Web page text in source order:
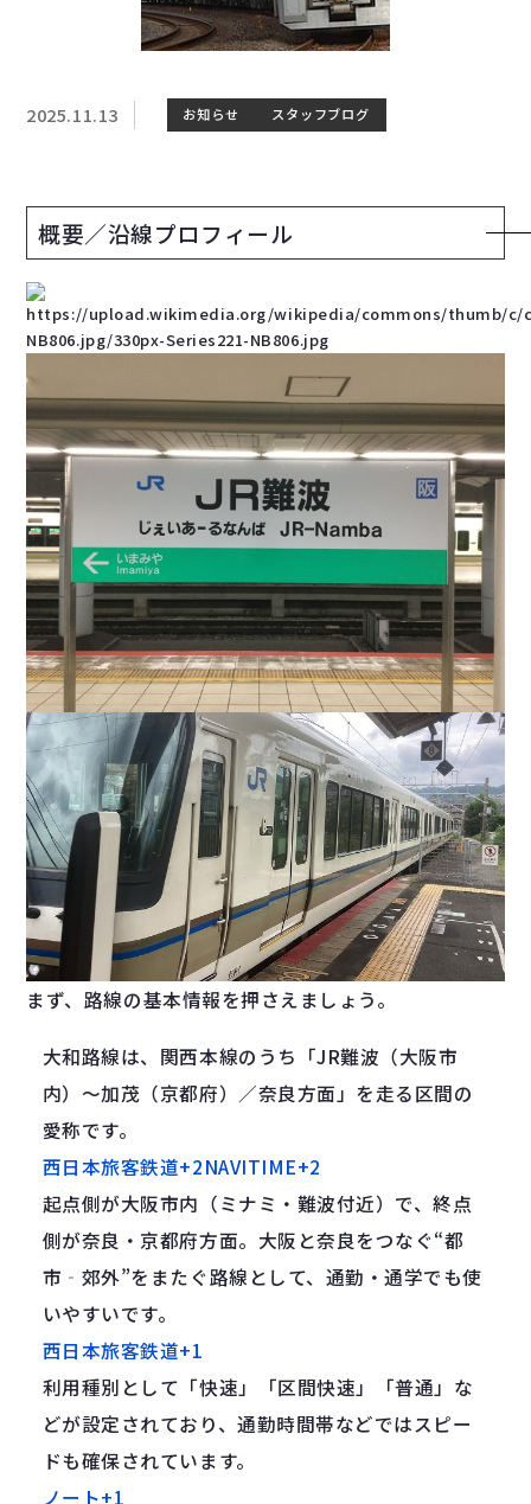
2025.11.13 お知らせ スタッフブログ
概要／沿線プロフィール
まず、路線の基本情報を押さえましょう。
大和路線は、関西本線のうち「JR難波（大阪市
内）〜加茂（京都府）／奈良方面」を走る区間の
愛称です。
西日本旅客鉄道+2NAVITIME+2
起点側が大阪市内（ミナミ・難波付近）で、終点
側が奈良・京都府方面。大阪と奈良をつなぐ“都
市‐郊外”をまたぐ路線として、通勤・通学でも使
いやすいです。
西日本旅客鉄道+1
利用種別として「快速」「区間快速」「普通」な
どが設定されており、通勤時間帯などではスピー
ドも確保されています。
ノート+1